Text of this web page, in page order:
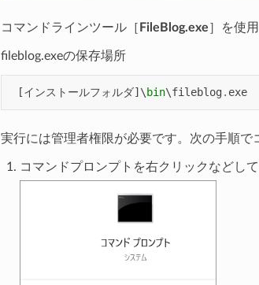
コマンドラインツール［ FileBlog.exe］を使
fileblog.exeの保存場所
[インストールフォルダ] \bin\fileblog . exe
実行には管理者権限が必要です。次の手順で
コマンドプロンプトを右クリックなどし